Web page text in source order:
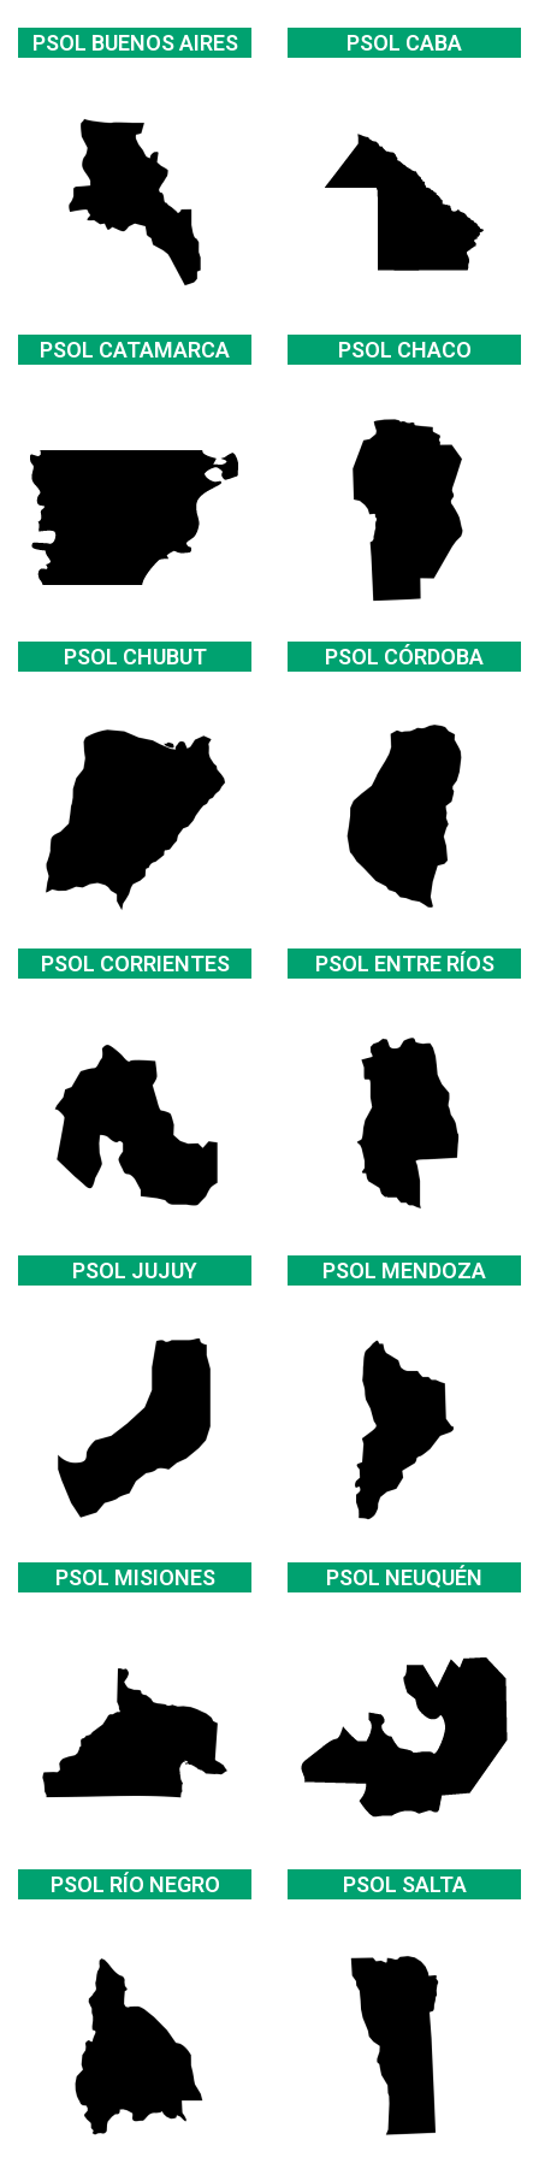
PSOL BUENOS AIRES PSOL CABA
PSOL CATAMARCA PSOL CHACO
PSOL CHUBUT PSOL CÓRDOBA
PSOL CORRIENTES PSOL ENTRE RÍOS
PSOL JUJUY PSOL MENDOZA
PSOL MISIONES PSOL NEUQUÉN
PSOL RÍO NEGRO PSOL SALTA